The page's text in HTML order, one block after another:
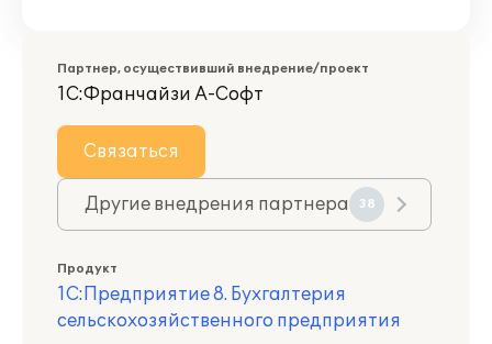
Партнер, осуществивший внедрение/проект
1С:Франчайзи А-Софт
Связаться
Другие внедрения партнера 38
Продукт
1С:Предприятие 8. Бухгалтерия
сельскохозяйственного предприятия